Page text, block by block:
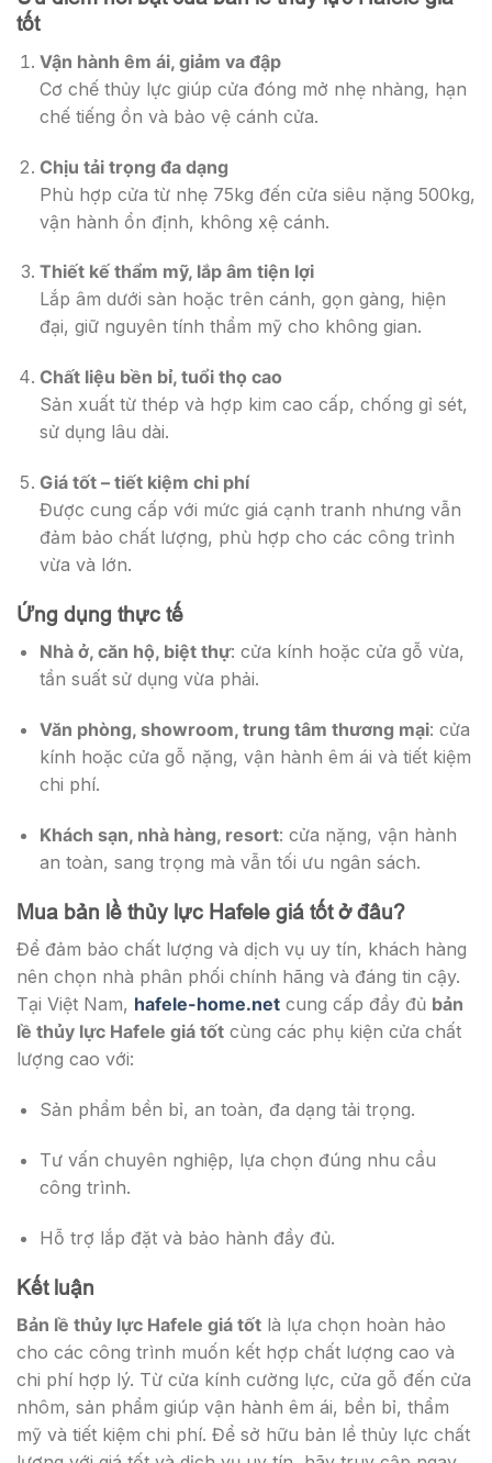
tốt
Vận hành êm ái, giảm va đập
Cơ chế thủy lực giúp cửa đóng mở nhẹ nhàng, hạn
chế tiếng ồn và bảo vệ cánh cửa.
Chịu tải trọng đa dạng
Phù hợp cửa từ nhẹ 75kg đến cửa siêu nặng 500kg,
vận hành ổn định, không xệ cánh.
Thiết kế thẩm mỹ, lắp âm tiện lợi
Lắp âm dưới sàn hoặc trên cánh, gọn gàng, hiện
đại, giữ nguyên tính thẩm mỹ cho không gian.
Chất liệu bền bỉ, tuổi thọ cao
Sản xuất từ thép và hợp kim cao cấp, chống gỉ sét,
sử dụng lâu dài.
Giá tốt – tiết kiệm chi phí
Được cung cấp với mức giá cạnh tranh nhưng vẫn
đảm bảo chất lượng, phù hợp cho các công trình
vừa và lớn.
Ứng dụng thực tế
Nhà ở, căn hộ, biệt thự: cửa kính hoặc cửa gỗ vừa,
tần suất sử dụng vừa phải.
Văn phòng, showroom, trung tâm thương mại: cửa
kính hoặc cửa gỗ nặng, vận hành êm ái và tiết kiệm
chi phí.
Khách sạn, nhà hàng, resort: cửa nặng, vận hành
an toàn, sang trọng mà vẫn tối ưu ngân sách.
Mua bản lề thủy lực Hafele giá tốt ở đâu?
Để đảm bảo chất lượng và dịch vụ uy tín, khách hàng
nên chọn nhà phân phối chính hãng và đáng tin cậy.
Tại Việt Nam, hafele-home.net cung cấp đầy đủ bản
lề thủy lực Hafele giá tốt cùng các phụ kiện cửa chất
lượng cao với:
Sản phẩm bền bỉ, an toàn, đa dạng tải trọng.
Tư vấn chuyên nghiệp, lựa chọn đúng nhu cầu
công trình.
Hỗ trợ lắp đặt và bảo hành đầy đủ.
Kết luận
Bản lề thủy lực Hafele giá tốt là lựa chọn hoàn hảo
cho các công trình muốn kết hợp chất lượng cao và
chi phí hợp lý. Từ cửa kính cường lực, cửa gỗ đến cửa
nhôm, sản phẩm giúp vận hành êm ái, bền bỉ, thẩm
mỹ và tiết kiệm chi phí. Để sở hữu bản lề thủy lực chất